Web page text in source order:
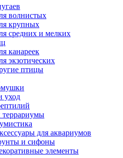
волнистых
крупных
средних и мелких
канареек
экзотических
птицы
уход
для аквариумов
и сифоны
элементы